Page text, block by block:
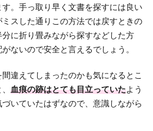
す。手っ取り早く文書を探すには良い
スした通りこの方法では戻すときの
に折り畳みながら探すなどした方
ないので安全と言えるでしょう。
違えてしまったのかも気になるとこ
血痕の跡はとても目立っていたよう
いていたはずなので、意識しながら